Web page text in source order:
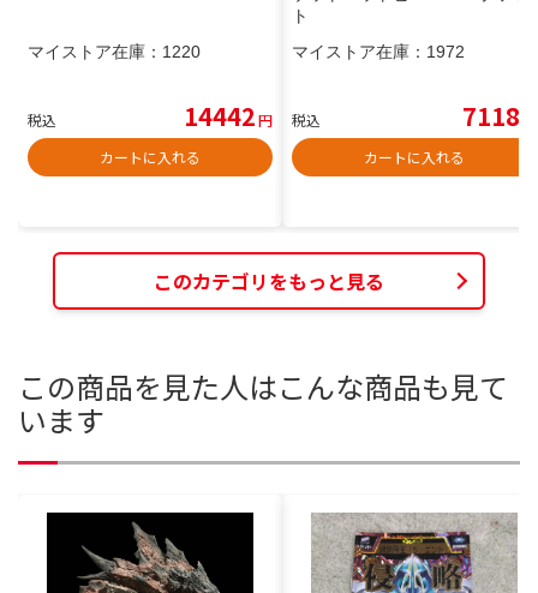
マイストア在庫： 1220
税込 14442円
カートに入れる
ト
マイストア在庫： 1972
税込 7118
カートに入れる
このカテゴリをもっと見る
この商品を見た人はこんな商品も見て
います